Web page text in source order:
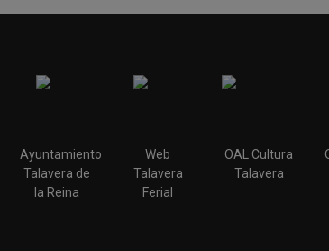
Ayuntamiento
Talavera de
la Reina
Web
Talavera
Ferial
OAL Cultura
Talavera